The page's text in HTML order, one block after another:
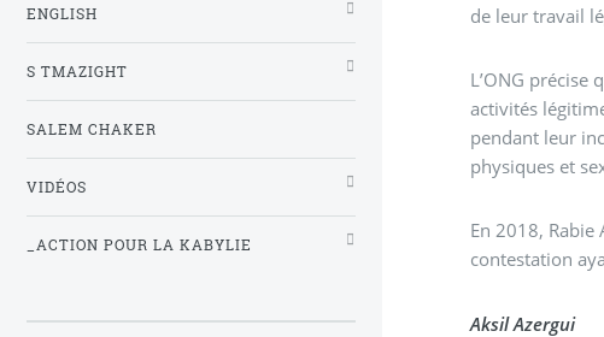
de leur travail
L’ONG
activités
pendant leur
physiques et
En 2018,
contestation
Aksil Azergui
ENGLISH
S TMAZIGHT
SALEM CHAKER
VIDÉOS
_ACTION POUR LA KABYLIE